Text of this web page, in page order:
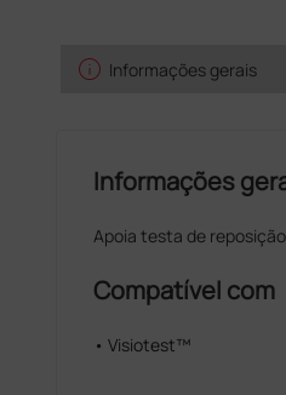
info Informações gerais
Informações
Apoia testa de
Compatível com
• Visiotest™